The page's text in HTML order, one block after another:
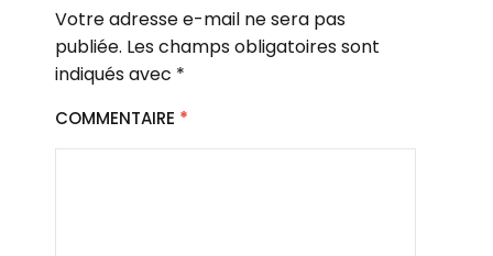
Votre adresse e-mail ne sera pas
publiée. Les champs obligatoires sont
indiqués avec *
COMMENTAIRE *